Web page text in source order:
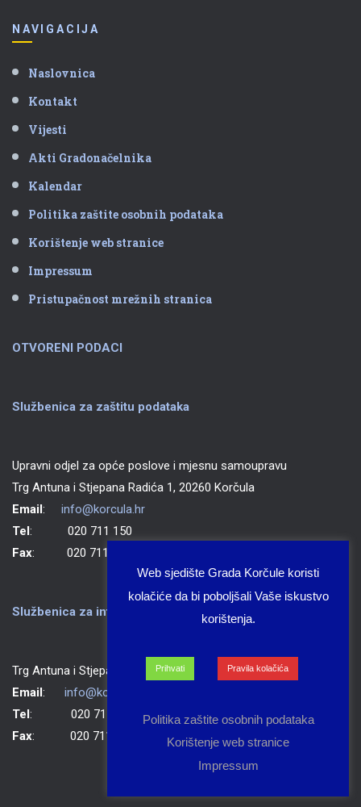
NAVIGACIJA
Naslovnica
Kontakt
Vijesti
Akti Gradonačelnika
Kalendar
Politika zaštite osobnih podataka
Korištenje web stranice
Impressum
Pristupačnost mrežnih stranica
OTVORENI PODACI
Službenica za zaštitu podataka
Upravni odjel za opće poslove i mjesnu samoupravu
Trg Antuna i Stjepana Radića 1, 20260 Korčula
Email: info@korcula.hr
Tel: 020 711 150
Fax: 020 711 702
Službenica za informiranje Grada Korčule
Trg Antuna i Stjepana Radića 1, 20260 Korčula
Email: info@korcula.hr
Tel: 020 711 150
Fax: 020 711 702
Web sjedište Grada Korčule koristi
kolačiće da bi poboljšali Vaše iskustvo
korištenja.
Prihvati Pravila kolačića
Politika zaštite osobnih podataka
Korištenje web stranice
Impressum